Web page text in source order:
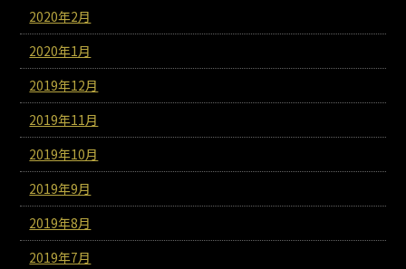
2020年2月
2020年1月
2019年12月
2019年11月
2019年10月
2019年9月
2019年8月
2019年7月